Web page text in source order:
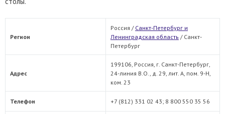
Регион
Россия / Санкт-Петербург и
Ленинградская область / Санкт-
Петербург
Адрес
199106, Россия, г. Санкт-Петербург,
24-линия В.О., д. 29, лит. А, пом. 9-Н,
ком. 23
Телефон +7 (812) 331 02 43; 8 800 550 35 56